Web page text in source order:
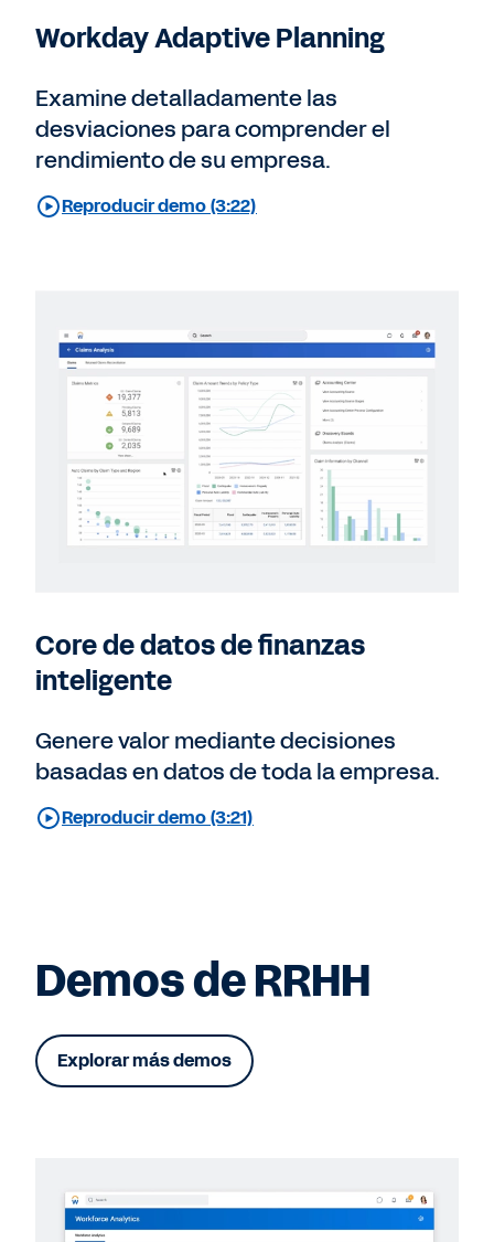
Workday Adaptive Planning
Examine detalladamente las
desviaciones para comprender el
rendimiento de su empresa.
Reproducir demo (3:22)
Core de datos de finanzas
inteligente
Genere valor mediante decisiones
basadas en datos de toda la empresa.
Reproducir demo (3:21)
Demos de RRHH
Explorar más demos